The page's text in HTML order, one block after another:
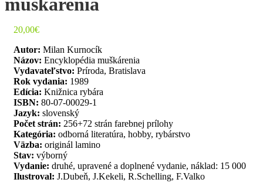
20,00€
Autor: Milan Kurnocík
Názov: Encyklopédia muškárenia
Vydavateľstvo: Príroda, Bratislava
Rok vydania: 1989
Edícia: Knižnica rybára
ISBN: 80-07-00029-1
Jazyk: slovenský
Počet strán: 256+72 strán farebnej prílohy
Kategória: odborná literatúra, hobby, rybárstvo
Väzba: originál lamino
Stav: výborný
Vydanie: druhé, upravené a doplnené vydanie, náklad: 15 000
Ilustroval: J.Dubeň, J.Kekeli, R.Schelling, F.Valko